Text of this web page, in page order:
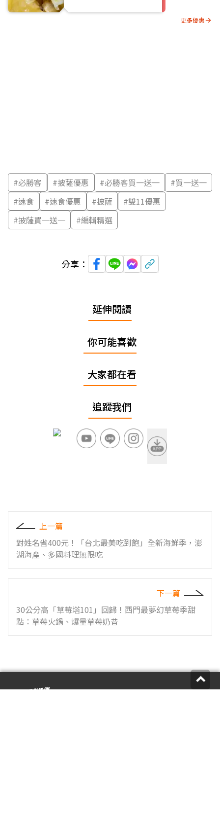
更多優惠
#必勝客 #披薩優惠 #必勝客買一送一 #買一送一
#速食 #速食優惠 #披薩 #雙11優惠
#披薩買一送一 #編輯精選
分享：
延伸閱讀
你可能喜歡
大家都在看
追蹤我們
上一篇
對姓名省400元！「台北最美吃到飽」全新海鮮季，澎
湖海產、多國料理無限吃
下一篇
30公分高「草莓塔101」回歸！西門最夢幻草莓季甜
點：草莓火鍋、爆量草莓奶昔